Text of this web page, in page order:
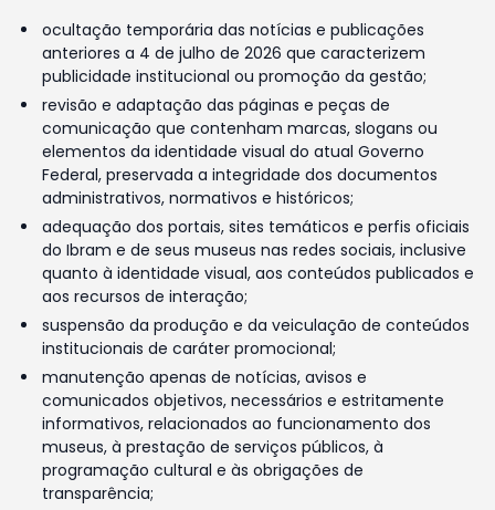
ocultação temporária das notícias e publicações
anteriores a 4 de julho de 2026 que caracterizem
publicidade institucional ou promoção da gestão;
revisão e adaptação das páginas e peças de
comunicação que contenham marcas, slogans ou
elementos da identidade visual do atual Governo
Federal, preservada a integridade dos documentos
administrativos, normativos e históricos;
adequação dos portais, sites temáticos e perfis oficiais
do Ibram e de seus museus nas redes sociais, inclusive
quanto à identidade visual, aos conteúdos publicados e
aos recursos de interação;
suspensão da produção e da veiculação de conteúdos
institucionais de caráter promocional;
manutenção apenas de notícias, avisos e
comunicados objetivos, necessários e estritamente
informativos, relacionados ao funcionamento dos
museus, à prestação de serviços públicos, à
programação cultural e às obrigações de
transparência;